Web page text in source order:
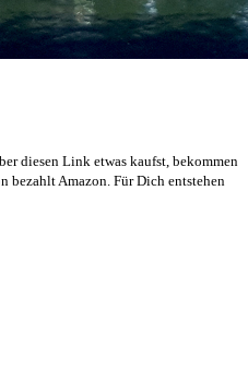
diesen Link etwas kaufst, bekommen
bezahlt Amazon. Für Dich entstehen